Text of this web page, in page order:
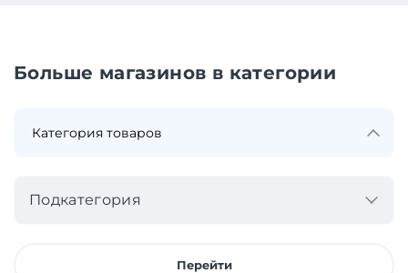
Больше магазинов в категории
Подкатегория
Перейти